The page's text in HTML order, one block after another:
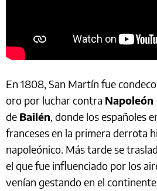
En 1808, San Martín fue
oro por luchar contra Napoleón
de Bailén, donde los españoles
franceses en la primera derrota
napoleónico. Más tarde se
el que fue influenciado por los
venían gestando en el